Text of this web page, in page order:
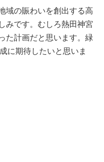
域の賑わいを創出する高
みです。むしろ熱田神宮
た計画だと思います。緑
に期待したいと思いま